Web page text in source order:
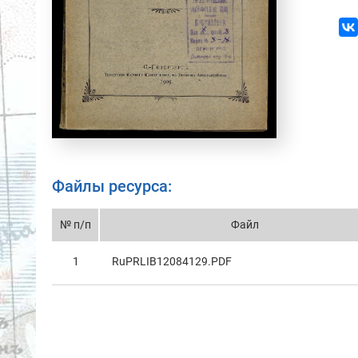
Файлы ресурса:
№ п/п Файл
1 RuPRLIB12084129.PDF